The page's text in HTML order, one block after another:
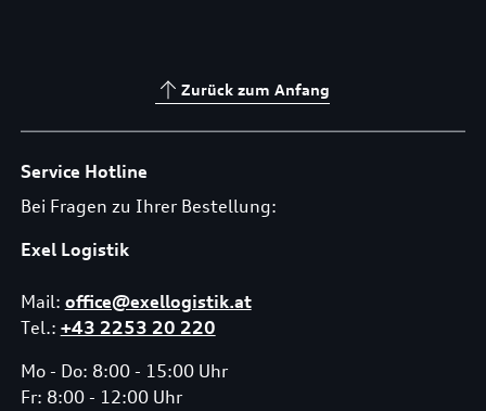
Zurück zum Anfang
Service Hotline
Bei Fragen zu Ihrer Bestellung:
Exel Logistik
Mail: office@exellogistik.at
Tel.: +43 2253 20 220
Mo - Do: 8:00 - 15:00 Uhr
Fr: 8:00 - 12:00 Uhr